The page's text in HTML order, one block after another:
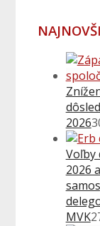
2026
Voľby
2026
MVK